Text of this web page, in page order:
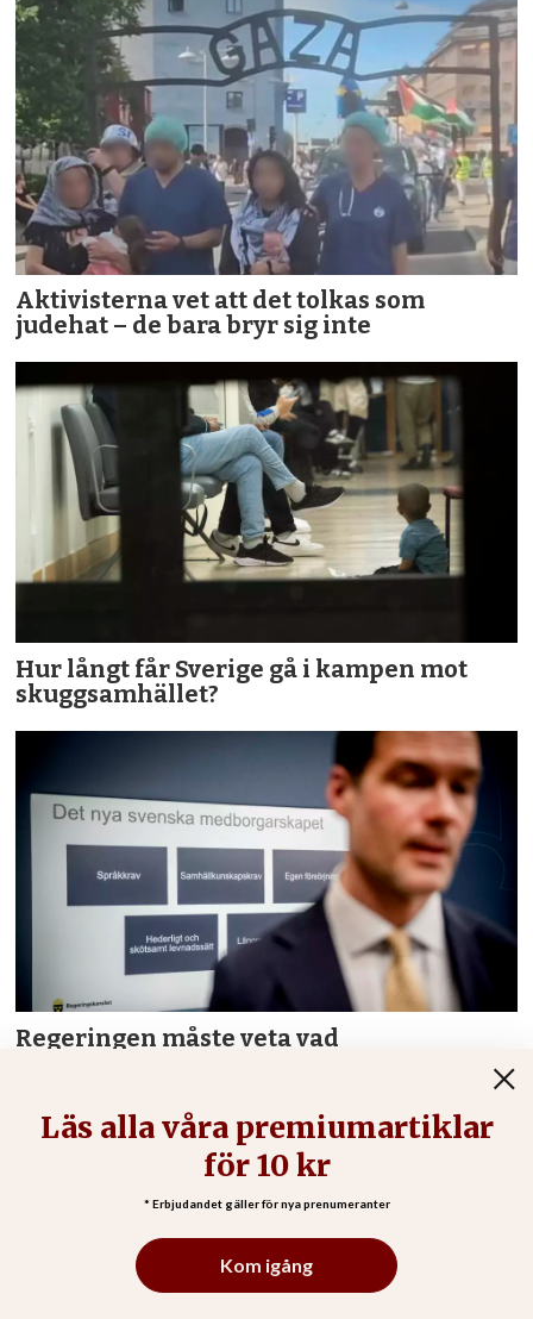
Aktivisterna vet att det tolkas som
judehat – de bara bryr sig inte
Hur långt får Sverige gå i kampen mot
skuggsamhället?
Regeringen måste veta vad